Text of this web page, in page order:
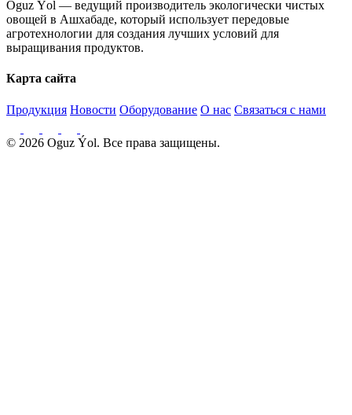
Oguz Ýol — ведущий производитель экологически чистых
овощей в Ашхабаде, который использует передовые
агротехнологии для создания лучших условий для
выращивания продуктов.
Карта сайта
Продукция Новости Оборудование О нас Связаться с нами
© 2026 Oguz Ýol. Все права защищены.